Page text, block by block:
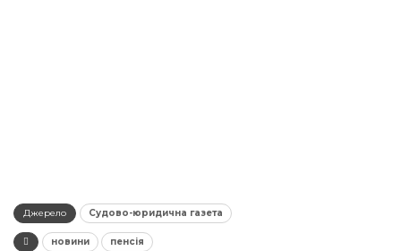
Джерело Судово-юридична газета
новини пенсія